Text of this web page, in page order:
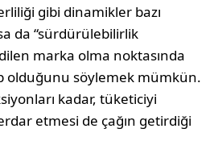
gibi dinamikler bazı
da “sürdürülebilirlik
marka olma noktasında
olduğunu söylemek mümkün.
kadar, tüketiciyi
etmesi de çağın getirdiği